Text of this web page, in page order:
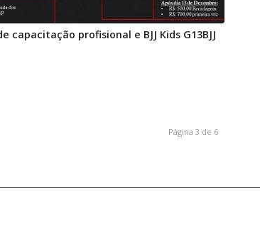
capacitação profisional e BJJ Kids G13BJJ
Página 3 de 6